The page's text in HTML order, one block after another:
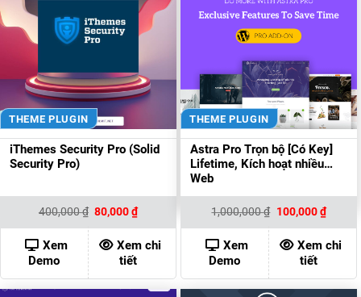
THEME PLUGIN
iThemes Security Pro (Solid
Security Pro)
400,000₫ Giá
gốc
là:
400,000 ₫.
80,000₫Giá
hiện
tại
là:
80,000 ₫.
Xem
Demo
Xem chi
tiết
THEME PLUGIN
Astra Pro Trọn bộ [Có Key]
Lifetime, Kích hoạt nhiều
Web
1,000,000₫ Giá
là:
1,000,000 ₫.
100,000₫Giá
hiện
tại
là:
Xem
Demo
Xem chi
tiết